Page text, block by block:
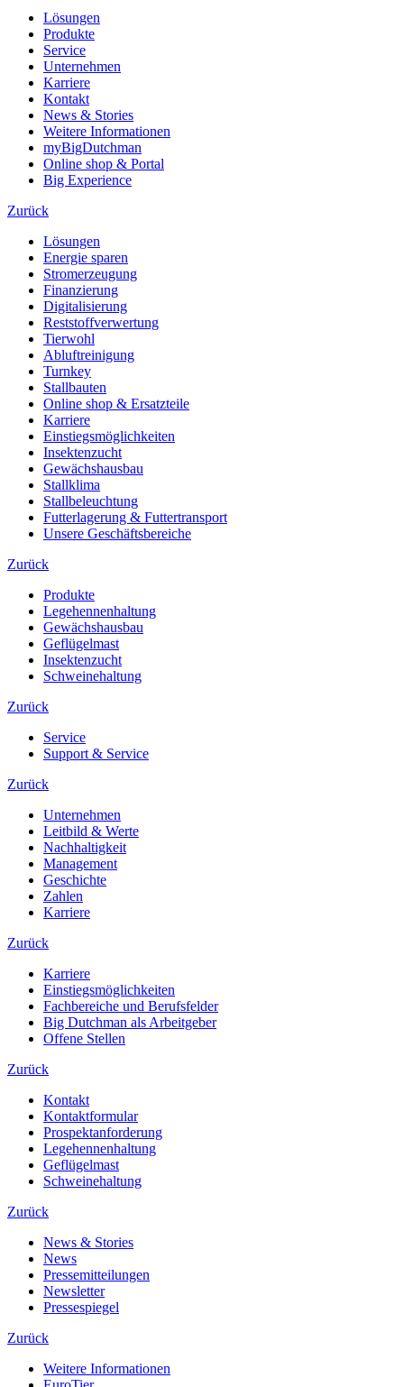
Lösungen
Produkte
Service
Unternehmen
Karriere
Kontakt
News & Stories
Weitere Informationen
myBigDutchman
Online shop & Portal
Big Experience
Zurück
Lösungen
Energie sparen
Stromerzeugung
Finanzierung
Digitalisierung
Reststoffverwertung
Tierwohl
Abluftreinigung
Turnkey
Stallbauten
Online shop & Ersatzteile
Karriere
Einstiegsmöglichkeiten
Insektenzucht
Gewächshausbau
Stallklima
Stallbeleuchtung
Futterlagerung & Futtertransport
Unsere Geschäftsbereiche
Zurück
Produkte
Legehennenhaltung
Gewächshausbau
Geflügelmast
Insektenzucht
Schweinehaltung
Zurück
Service
Support & Service
Zurück
Unternehmen
Leitbild & Werte
Nachhaltigkeit
Management
Geschichte
Zahlen
Karriere
Zurück
Karriere
Einstiegsmöglichkeiten
Fachbereiche und Berufsfelder
Big Dutchman als Arbeitgeber
Offene Stellen
Zurück
Kontakt
Kontaktformular
Prospektanforderung
Legehennenhaltung
Geflügelmast
Schweinehaltung
Zurück
News & Stories
News
Pressemitteilungen
Newsletter
Pressespiegel
Zurück
Weitere Informationen